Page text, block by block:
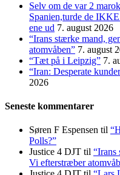
Selv om de var 2
Spanien,turde de
ene ud 7. august 2026
“Irans stærke mand,
atomvåben” 7. august
“Tæt på i Leipzig” 7.
“Iran: Desperate
2026
Seneste kommentarer
Søren F Espensen til
Polls?”
Justice 4 DJT til “Irans
Vi efterstræber